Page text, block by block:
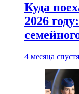
Куда
2026
4 месяца спустя